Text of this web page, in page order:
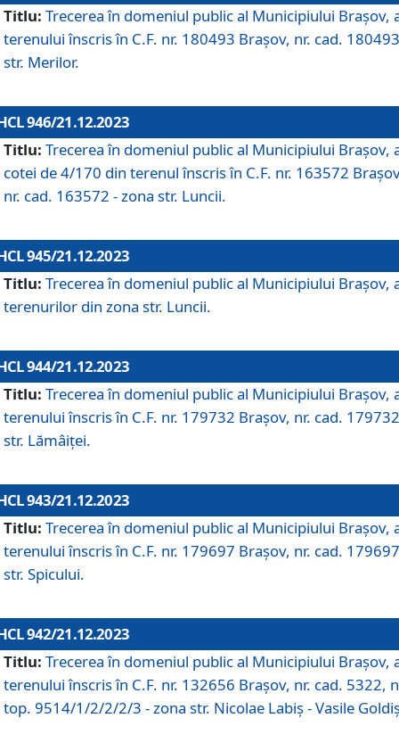
Titlu: Trecerea în domeniul public al Municipiului Braşov,
terenului înscris în C.F. nr. 180493 Brașov, nr. cad.
str. Merilor.
946/21.12.2023
Titlu: Trecerea în domeniul public al Municipiului Braşov,
cotei de 4/170 din terenul înscris în C.F. nr. 163572
nr. cad. 163572 - zona str. Luncii.
945/21.12.2023
Titlu: Trecerea în domeniul public al Municipiului Braşov,
terenurilor din zona str. Luncii.
944/21.12.2023
Titlu: Trecerea în domeniul public al Municipiului Braşov,
terenului înscris în C.F. nr. 179732 Brașov, nr. cad.
str. Lămâiței.
943/21.12.2023
Titlu: Trecerea în domeniul public al Municipiului Braşov,
terenului înscris în C.F. nr. 179697 Brașov, nr. cad.
str. Spicului.
942/21.12.2023
Titlu: Trecerea în domeniul public al Municipiului Braşov,
terenului înscris în C.F. nr. 132656 Brașov, nr. cad. 5322,
top. 9514/1/2/2/2/3 - zona str. Nicolae Labiș - Vasile